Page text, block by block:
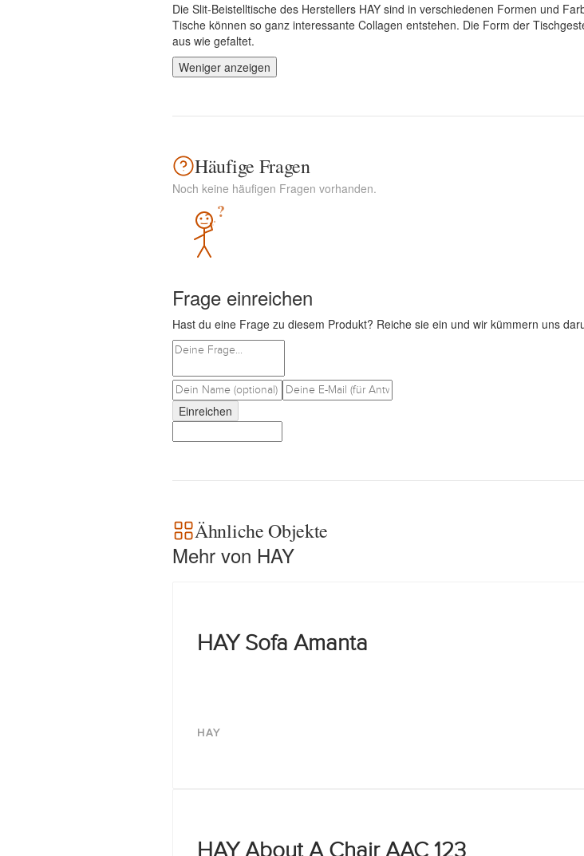
Die Slit-Beistelltische des Herstellers HAY sind in verschiedenen Formen und
Tische können so ganz interessante Collagen entstehen. Die Form der
aus wie gefaltet.
Weniger anzeigen
Häufige Fragen
Noch keine häufigen Fragen vorhanden.
?
Frage einreichen
Hast du eine Frage zu diesem Produkt? Reiche sie ein und wir kümmern uns
Einreichen
Ähnliche Objekte
Mehr von HAY
HAY Sofa Amanta
HAY